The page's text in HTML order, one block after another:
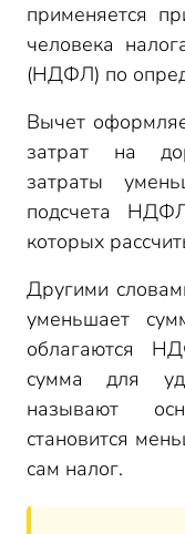
Медуслуги,
медпомощи
Условия для
Ограничение
лечение
Если траты на
ваши доходы за
Способы
Получаем вычет в
Получаем вычет у
Упрощенный
Документы для
дорогостоящее
Если траты на
01.01.2024 и позже
01.01.2024
применяется
человека
(НДФЛ) по
Вычет
затрат на
затраты
подсчета
которых
Другими
уменьшает
облагаются
сумма для
называют
становится
сам налог.